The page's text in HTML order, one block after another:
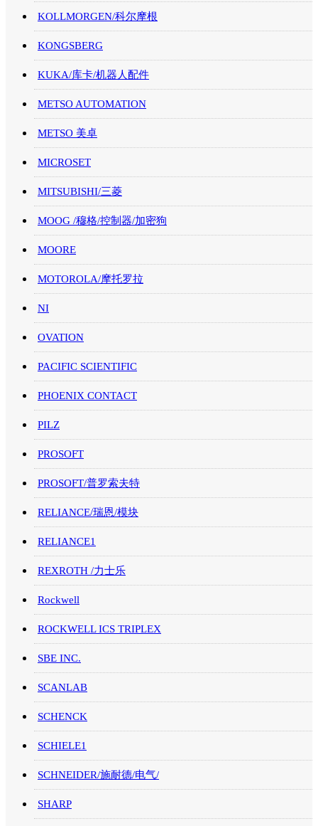
KOLLMORGEN/科尔摩根
KONGSBERG
KUKA/库卡/机器人配件
METSO AUTOMATION
METSO 美卓
MICROSET
MITSUBISHI/三菱
MOOG /穆格/控制器/加密狗
MOORE
MOTOROLA/摩托罗拉
NI
OVATION
PACIFIC SCIENTIFIC
PHOENIX CONTACT
PILZ
PROSOFT
PROSOFT/普罗索夫特
RELIANCE/瑞恩/模块
RELIANCE1
REXROTH /力士乐
Rockwell
ROCKWELL ICS TRIPLEX
SBE INC.
SCANLAB
SCHENCK
SCHIELE1
SCHNEIDER/施耐德/电气/
SHARP